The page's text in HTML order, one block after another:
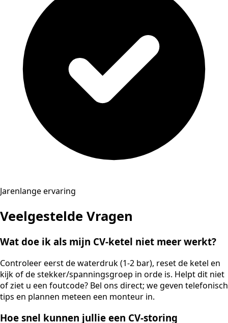
Jarenlange ervaring
Veelgestelde Vragen
Wat doe ik als mijn CV-ketel niet meer werkt?
Controleer eerst de waterdruk (1-2 bar), reset de ketel en
kijk of de stekker/spanningsgroep in orde is. Helpt dit niet
of ziet u een foutcode? Bel ons direct; we geven telefonisch
tips en plannen meteen een monteur in.
Hoe snel kunnen jullie een CV-storing